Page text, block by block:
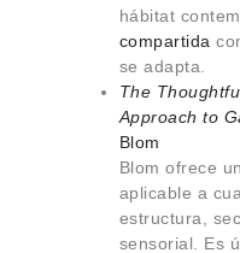
hábitat
compartida
se adapta.
The
Approach to
Blom
Blom ofrece
aplicable a
estructura,
sensorial. Es